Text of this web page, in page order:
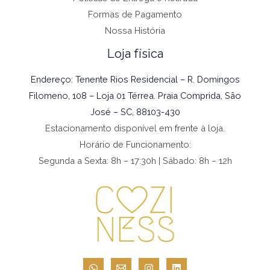
Formas de Pagamento
Nossa História
Loja física
Endereço: Tenente Rios Residencial – R. Domingos
Filomeno, 108 – Loja 01 Térrea. Praia Comprida, São
José – SC, 88103-430
Estacionamento disponível em frente à loja.
Horário de Funcionamento:
Segunda a Sexta: 8h – 17:30h | Sábado: 8h – 12h